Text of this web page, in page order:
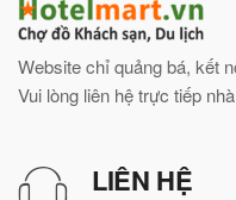
Website chỉ quảng bá, kết
Vui lòng liên hệ trực tiếp
LIÊN HỆ